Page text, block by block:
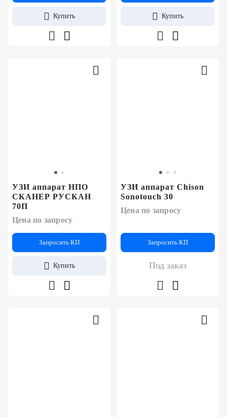
Купить Купить
УЗИ аппарат НПО
СКАНЕР РУСКАН
70П
Цена по запросу
Запросить КП
Купить
УЗИ аппарат Chison
Sonotouch 30
Цена по запросу
Запросить КП
Под заказ